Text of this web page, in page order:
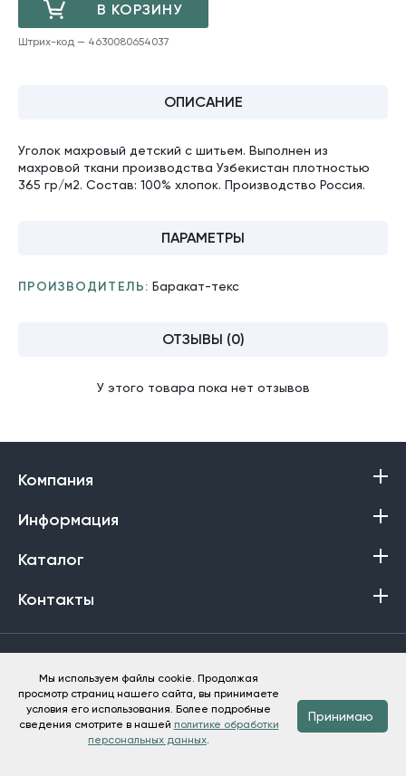
Штрих-код — 4630080654037
В КОРЗИНУ
ДОБАВЛЕНО
ОПИСАНИЕ
Уголок махровый детский с шитьем. Выполнен из
махровой ткани производства Узбекистан плотностью
365 гр/м2. Состав: 100% хлопок. Производство Россия.
ПАРАМЕТРЫ
ПРОИЗВОДИТЕЛЬ: Баракат-текс
ОТЗЫВЫ (0)
У этого товара пока нет отзывов
Компания
Информация
Каталог
Контакты
Баракат-Текс © 2013-2026
Мы используем файлы cookie. Продолжая
просмотр страниц нашего сайта, вы принимаете
условия его использования. Более подробные
сведения смотрите в нашей политике обработки
персональных данных.
Принимаю